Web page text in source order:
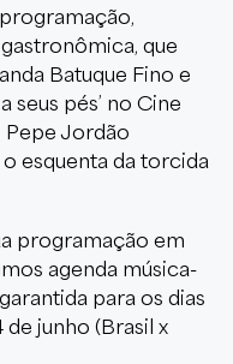
que
Batuque Fino e
seus pés’ no Cine
Pepe Jordão
esquenta da torcida
programação em
agenda música-
para os dias
de junho (Brasil x